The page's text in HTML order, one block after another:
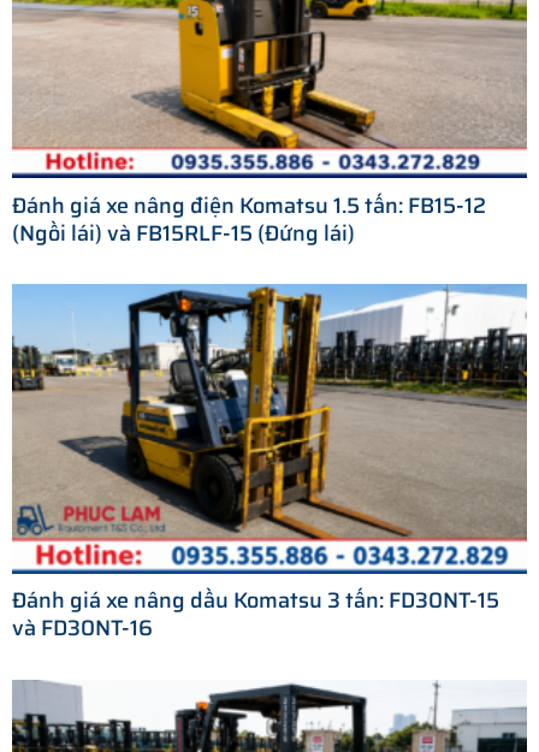
Đánh giá xe nâng điện Komatsu 1.5 tấn: FB15-12
(Ngồi lái) và FB15RLF-15 (Đứng lái)
Đánh giá xe nâng dầu Komatsu 3 tấn: FD30NT-15
và FD30NT-16